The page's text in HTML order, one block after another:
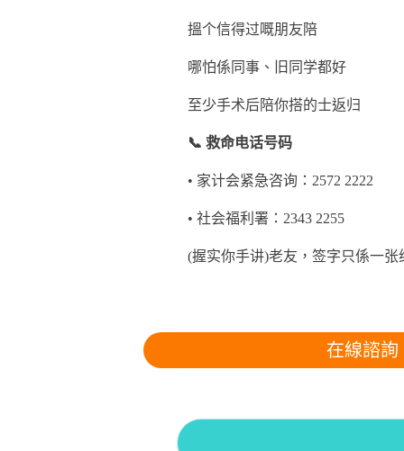
搵个信得过嘅朋友陪
哪怕係同事、旧同学都好
至少手术后陪你搭的士返归
📞 救命电话号码
• 家计会紧急咨询：2572 2222
• 社会福利署：2343 2255
(握实你手讲)老友，签字只係一
在線諮詢